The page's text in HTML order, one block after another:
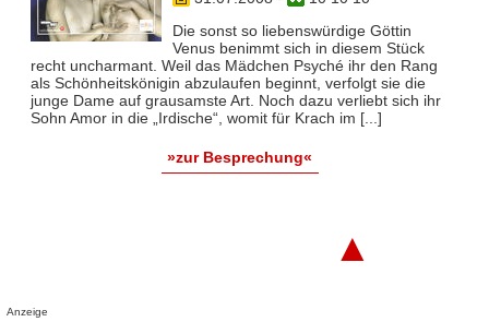
Die sonst so liebenswürdige Göttin
Venus benimmt sich in diesem Stück
recht uncharmant. Weil das Mädchen Psyché ihr den Rang
als Schönheitskönigin abzulaufen beginnt, verfolgt sie die
junge Dame auf grausamste Art. Noch dazu verliebt sich ihr
Sohn Amor in die „Irdische“, womit für Krach im [...]
»zur Besprechung«
▲
Anzeige